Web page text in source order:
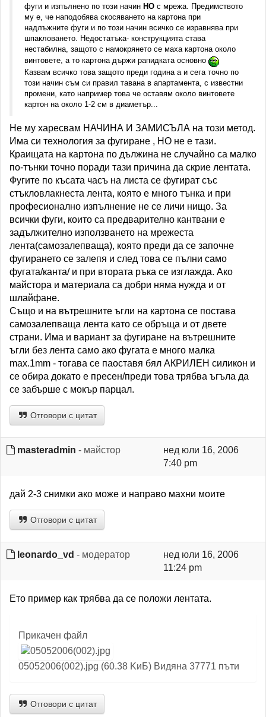
фуги и изпълнено по този начин НО с мрежа. Предимството
му е, че наподобява скосяването на картона при
надлъжните фуги и по този начин всичко се изравнява при
шпакловането. Недостатъка- конструкцията става
нестабилна, защото с намокрянето се маха картона около
винтовете, а то картона държи рапидката основно
Казвам всичко това защото преди година а и сега точно по
този начин съм си правил тавана в апартамента, с известни
промени, като например това че оставям около винтовете
картон на около 1-2 см в диаметър...
Не му харесвам НАЧИНА И ЗАМИСЪЛА на този метод.
Има си технология за фугиране , НО не е тази.
Краищата на картона по дължина не случайно са малко
по-тънки точно поради тази причина да скрие лентата.
Фугите по късата часъ на листа се фугират със
стъкловлакнеста лента, която е много тънка и при
професионално изпълнение не се личи нищо. За
всички фуги, които са предварително кантвани е
задължително използването на мрежеста
лента(самозалепваща), която преди да се започне
фугирането се залепя и след това се пълни само
фугата/канта/ и при втората ръка се изглажда. Ако
майстора и материала са добри няма нужда и от
шлайфане.
Също и на вътрешните ъгли на картона се постава
самозалепваща лента като се обръща и от двете
страни. Има и вариант за фугиране на вътрешните
ъгли без лента само ако фугата е много малка
max.1mm - тогава се паоставя бял АКРИЛЕН силикон и
се обира докато е пресен/преди това трябва ъгъла да
се забърше с мокър парцал.
Отговори с цитат
masteradmin - майстор
нед юли 16, 2006
7:40 pm
дай 2-3 снимки ако може и направо махни моите
Отговори с цитат
leonardo_vd - модератор
нед юли 16, 2006
11:24 pm
Ето пример как трябва да се положи лентата.
Прикачен файл
05052006(002).jpg (60.38 KиБ) Видяна 37771 пъти
Отговори с цитат